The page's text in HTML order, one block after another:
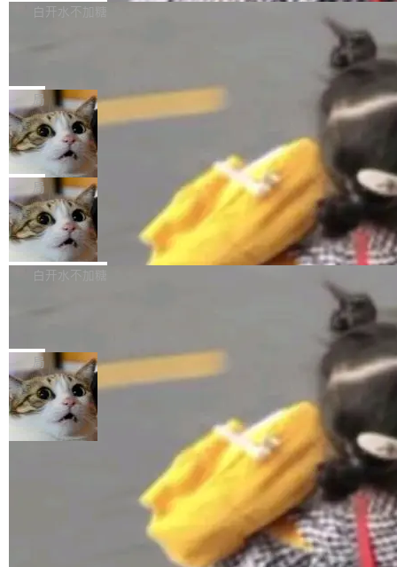
技术判断。 两行 prompt 就能个性化任何软件 C
ness 的内测，可以回复或私信联系我。请附上
Harness 负责把能力落到真实环境中——调用工
具、读写文件、管理上下文、处理错误、完成闭
环。崔添翼招人的标...
型的预览版本 SenseNova U1.5-Lite-Preview。
理解、推理、生成与编辑，还仅以 8B-MoT 的轻
量大小，将能力推进到4K、更精细的真实质感、
更复杂的视觉控制和可持续迭代编辑。 相比 U
1，U1.5-Lite-Preview 在以下方向上带来了显著
提升： 原生支持4K图像生成； 更精细的局部纹
理、细节与真实世界质感； 更准确的中英文文字
生成与复杂版式组织； 更稳定的图...
白开水不加糖
nap。这次是 hwctl——一个用来检查 Ubuntu
硬件认证状态的命令行工具。 Canonical 工程师
Alan Griffiths 在邮件列表中说得很直白：「hwc
tl 是一个 Ubuntu 专有的包，它和它的依赖项都
是 Ubuntu 专有的，不会用在其他发行版上。」
所以 deb 版本的受众实际上为零。既然只有 Ub
untu 用户在用，那用 snap 打包就没什么可纠结
的。 从 deb 到 snap 的迁移路径 hwctl 是 rust-
hwlib 硬件 API 库的一部分，命令行工具负责查
局
Dario Amodei 担心新人来 Anthropic
只为金钱，不为使命
顶级 AI 研究员在两家公司之间来回跳，中间只
隔了几天。 Lilian Weng 上周刚宣布因健康原因
离开 Thinking Machines Lab，说自己作为联合
创始人的角色「太累了」。几天后，The Inform
ation 就曝出她将重回 OpenAI，负责递归自我
改进方向的研究。她是 Thinking Machines 过
一在人才争夺战中失血的公司。六月，Google
连失两员大将：Noam Shazeer 去了 Op...
局
FFmpeg 9.0 发布
FFmpeg 9.0 现已发布，包含多项改进。官方更
新日志列出的 9.0 版本主要更新内容如下： 扩
er HE-AAC 960 解码 (DAB+) transpose_cuda
filter 添加 AMF Frame Rate Converter (vf_frc
_amf) filter SMPTE 2094-50 元数据支持和直
通 ProRes RAW VideoToolbox 硬件加速器 AP
V ...
白开水不加糖
Code 在 X 上发帖：「DeepSeek Flash did 8T
tokens on August 1st. 5T of free usage + 3T
on OpenCode Go.」79.8 万次浏览，连带着 #
DeepSeek一天消耗了8万亿# 上了微博热搜——
注意这是 OpenCode 一家的消耗。 OpenCode
是 Anomaly 出品的 AI 编程工具，套餐 10 美元/
月。用户交了 10 美元，就能用 DeepSeek Flas
h 随便写代码，按网友说法：「怎么使劲用也用
不完。」5T 来自免费额度，3T 来自 Go...
局
加载更多